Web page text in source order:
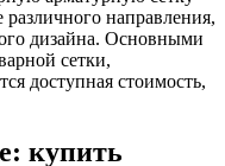
направления,
дизайна. Основными
сетки,
доступная стоимость,
купить